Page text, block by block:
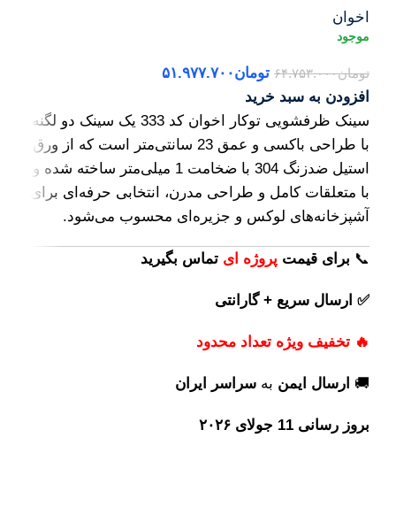
اخوان
تومان۶۴.۷۵۳.۰۰۰ تومان۵۱.۹۷۷.۷۰۰
افزودن به سبد خرید
سینک ظرفشویی توکار اخوان کد 333 یک سینک دو لگنه
با طراحی باکسی و عمق 23 سانتی‌متر است که از ورق
استیل ضدزنگ 304 با ضخامت 1 میلی‌متر ساخته شده و
با متعلقات کامل و طراحی مدرن، انتخابی حرفه‌ای برای
آشپزخانه‌های لوکس و جزیره‌ای محسوب می‌شود.
📞 برای قیمت پروژه ای تماس بگیرید
✅ ارسال سریع + گارانتی
🔥 تخفیف ویژه تعداد محدود
🚚 ارسال ایمن به سراسر ایران
بروز رسانی 11 جولای ۲۰۲۶